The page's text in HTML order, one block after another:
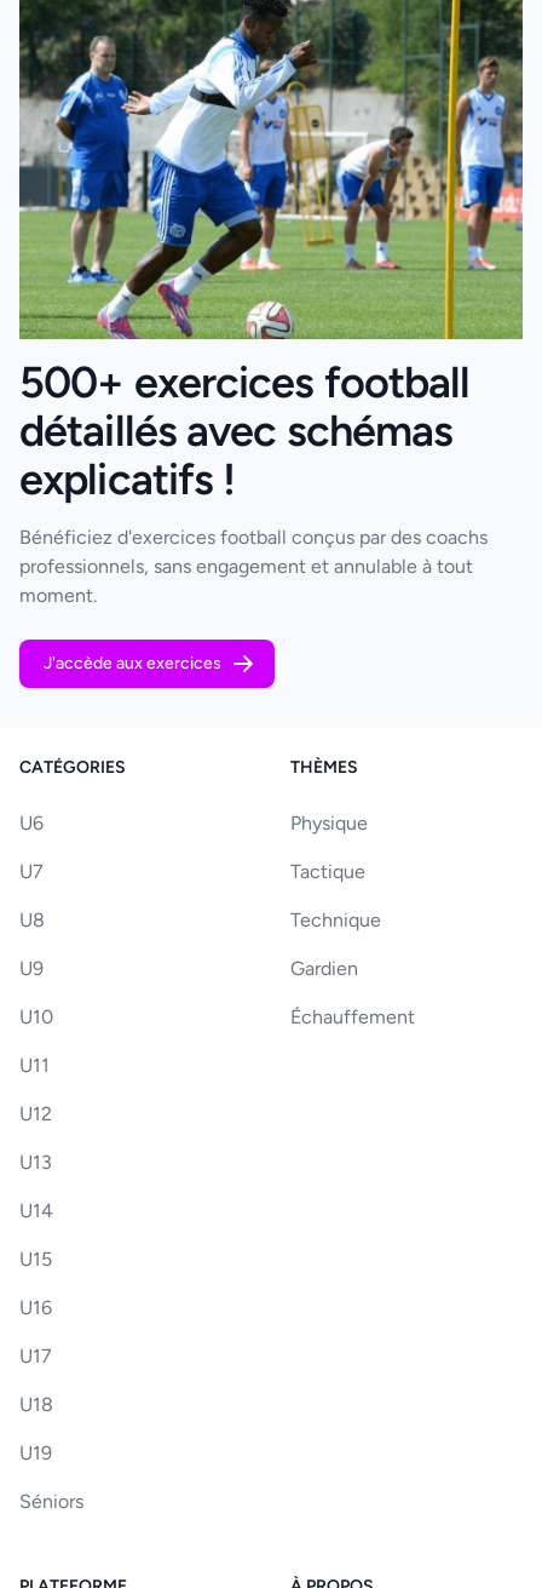
500+ exercices football
détaillés avec schémas
explicatifs !
Bénéficiez d'exercices football conçus par des coachs
professionnels, sans engagement et annulable à tout
moment.
J'accède aux exercices
CATÉGORIES
U6
U7
U8
U9
U10
U11
U12
U13
U14
U15
U16
U17
U18
U19
Séniors
THÈMES
Physique
Tactique
Technique
Gardien
Échauffement